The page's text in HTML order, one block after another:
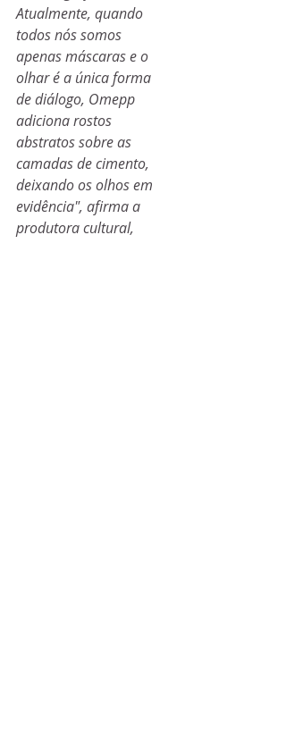
Atualmente, quando
todos nós somos
apenas máscaras e o
olhar é a única forma
de diálogo, Omepp
adiciona rostos
abstratos sobre as
camadas de cimento,
deixando os olhos em
evidência", afirma a
produtora cultural,